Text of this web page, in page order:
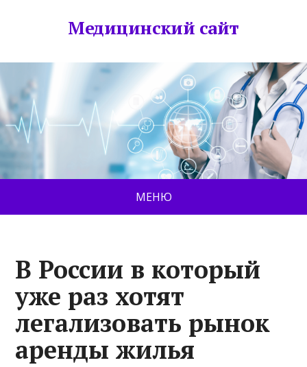
Медицинский сайт
МЕНЮ
В России в который
уже раз хотят
легализовать рынок
аренды жилья